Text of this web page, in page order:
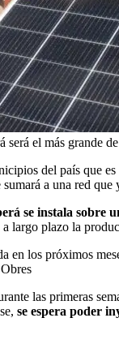
el más grande
del país que es
sumará a una red
se instala sobre
largo plazo la
en los próximos
las primeras
se espera poder